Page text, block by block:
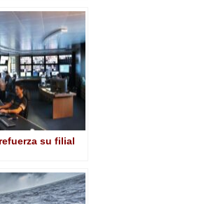
su filial